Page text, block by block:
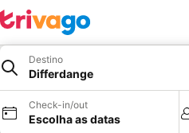
Destino
Differdange
Check-in/out
Escolha as datas